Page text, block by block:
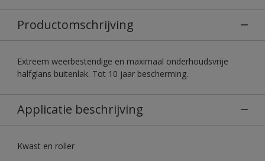
Productomschrijving
Extreem weerbestendige en maximaal onderhoudsvrije
halfglans buitenlak. Tot 10 jaar bescherming.
Applicatie beschrijving
Kwast en roller